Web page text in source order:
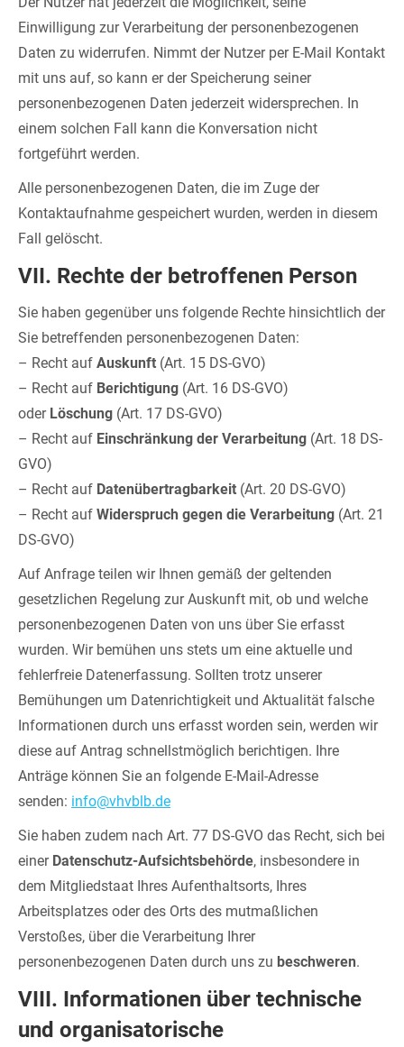
Einwilligung zur Verarbeitung der personenbezogenen
Daten zu widerrufen. Nimmt der Nutzer per E-Mail Kontakt
mit uns auf, so kann er der Speicherung seiner
personenbezogenen Daten jederzeit widersprechen. In
einem solchen Fall kann die Konversation nicht
fortgeführt werden.
Alle personenbezogenen Daten, die im Zuge der
Kontaktaufnahme gespeichert wurden, werden in diesem
Fall gelöscht.
VII. Rechte der betroffenen Person
Sie haben gegenüber uns folgende Rechte hinsichtlich der
Sie betreffenden personenbezogenen Daten:
– Recht auf Auskunft (Art. 15 DS-GVO)
– Recht auf Berichtigung (Art. 16 DS-GVO)
oder Löschung (Art. 17 DS-GVO)
– Recht auf Einschränkung der Verarbeitung (Art. 18 DS-
GVO)
– Recht auf Datenübertragbarkeit (Art. 20 DS-GVO)
– Recht auf Widerspruch gegen die Verarbeitung (Art. 21
DS-GVO)
Auf Anfrage teilen wir Ihnen gemäß der geltenden
gesetzlichen Regelung zur Auskunft mit, ob und welche
personenbezogenen Daten von uns über Sie erfasst
wurden. Wir bemühen uns stets um eine aktuelle und
fehlerfreie Datenerfassung. Sollten trotz unserer
Bemühungen um Datenrichtigkeit und Aktualität falsche
Informationen durch uns erfasst worden sein, werden wir
diese auf Antrag schnellstmöglich berichtigen. Ihre
Anträge können Sie an folgende E-Mail-Adresse
senden: info@vhvblb.de
Sie haben zudem nach Art. 77 DS-GVO das Recht, sich bei
einer Datenschutz-Aufsichtsbehörde, insbesondere in
dem Mitgliedstaat Ihres Aufenthaltsorts, Ihres
Arbeitsplatzes oder des Orts des mutmaßlichen
Verstoßes, über die Verarbeitung Ihrer
personenbezogenen Daten durch uns zu beschweren.
VIII. Informationen über technische
und organisatorische